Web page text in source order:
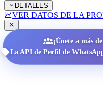
DETALLES
VER DATOS DE LA
¡Únete a más
La API de Perfil de